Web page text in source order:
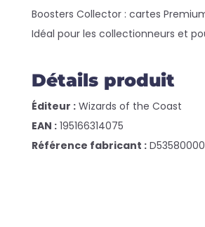
Boosters Collector : cartes
Idéal pour les collectionneurs et
Détails produit
Éditeur : Wizards of the Coast
EAN : 195166314075
Référence fabricant : D53580000